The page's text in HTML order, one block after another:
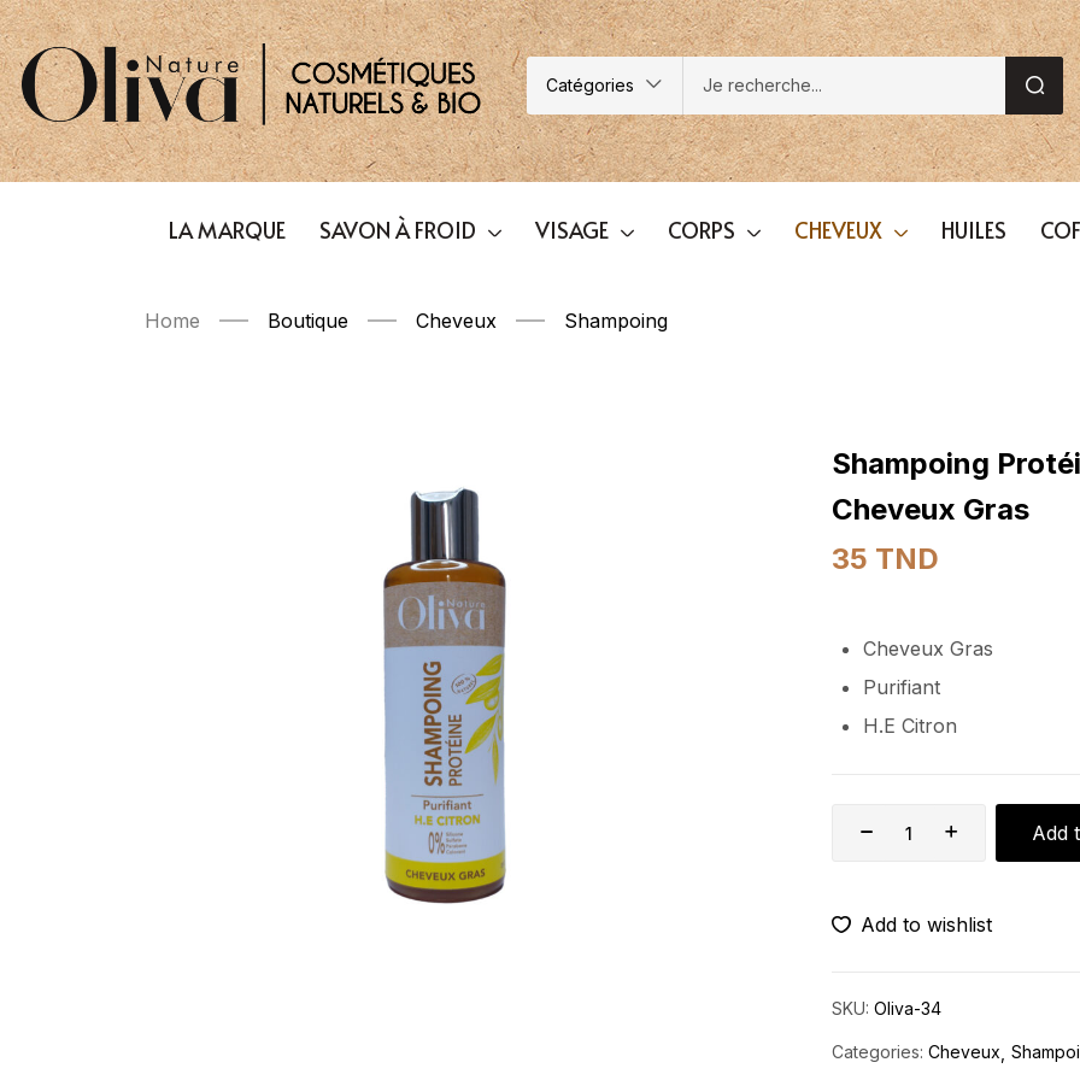
Catégories
LA MARQUE SAVON À FROID VISAGE CORPS CHEVEUX HUILES
Home Boutique Cheveux Shampoing
35 TND
Shampoing
Cheveux Gras
Cheveux Gras
Purifiant
H.E Citron
Add
Add to wishlist
SKU: Oliva-34
Categories: Cheveux